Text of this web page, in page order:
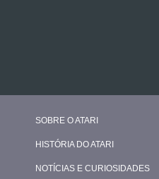
SOBRE O ATARI
HISTÓRIA DO ATARI
NOTÍCIAS E CURIOSIDADES